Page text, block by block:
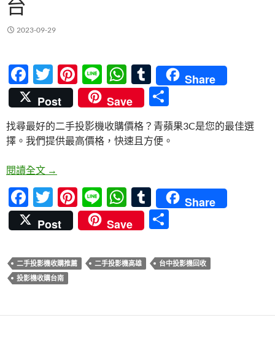
台
2023-09-29
F
ac
e
b
o
o
k
T
w
itt
er
Pi
nt
er
es
t
Li
n
e
W
h
at
s
A
p
T
u
m
bl
r
Share
Post
Save
享
找尋最好的二手投影機收購價格？青蘋果3C是您的最佳選
擇。我們提供最高價格，快速且方便。
閱讀全文 青蘋果3C – 台中、台南、高雄推薦的二手投影機收
→
F
ac
e
b
o
k
T
w
itt
er
Pi
nt
er
es
t
Li
n
e
W
h
at
s
A
p
T
u
m
bl
r
Share
Post
Save
二手投影機收購推薦 二手投影機高雄
台中投影機回收
投影機收購台南